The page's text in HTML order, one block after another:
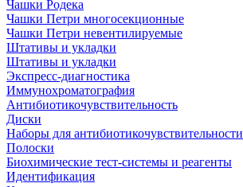
Чашки Родека
Чашки Петри многосекционные
Чашки Петри невентилируемые
Штативы и укладки
Штативы и укладки
Экспресс-диагностика
Иммунохроматография
Антибиотикочувствительность
Диски
Наборы для антибиотикочувствительности
Полоски
Биохимические тест-системы и реагенты
Идентификация